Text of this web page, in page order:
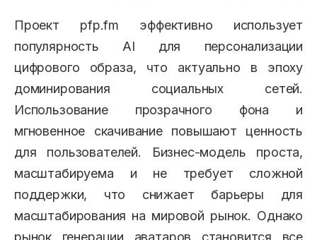
Проект pfp.fm эффективно использует
популярность AI для персонализации
цифрового образа, что актуально в эпоху
доминирования социальных сетей.
Использование прозрачного фона и
мгновенное скачивание повышают ценность
для пользователей. Бизнес-модель проста,
масштабируема и не требует сложной
поддержки, что снижает барьеры для
масштабирования на мировой рынок. Однако
рынок генерации аватаров становится все